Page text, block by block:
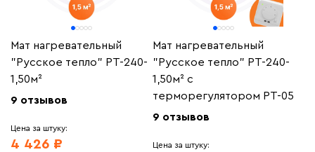
Мат нагревательный
"Русское тепло" РТ-240-
1,50м²
9 отзывов
Цена за штуку:
4 426 ₽
Мат нагревательный
"Русское тепло" РТ-240-
1,50м² с
терморегулятором РТ-05
9 отзывов
Цена за штуку: